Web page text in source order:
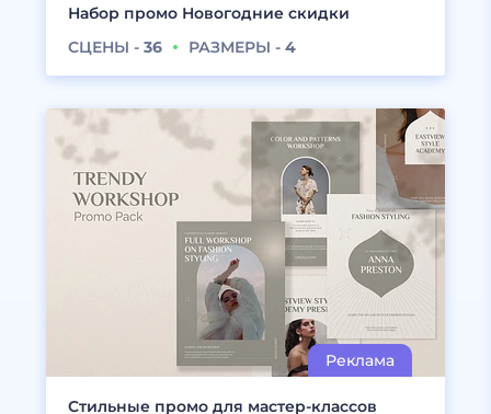
Набор промо Новогодние скидки
СЦЕНЫ - 36 РАЗМЕРЫ - 4
Стильные промо для мастер-классов